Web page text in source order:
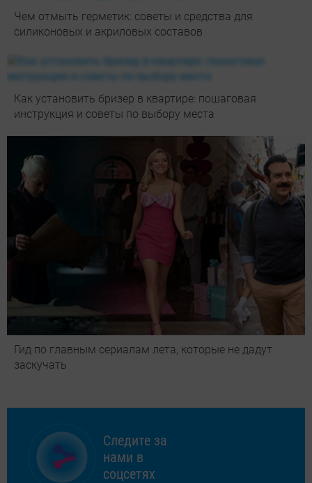
Чем отмыть герметик: советы и средства для
силиконовых и акриловых составов
Как установить бризер в квартире: пошаговая
инструкция и советы по выбору места
Гид по главным сериалам лета, которые не дадут
заскучать
Следите за
нами в
соцсетях